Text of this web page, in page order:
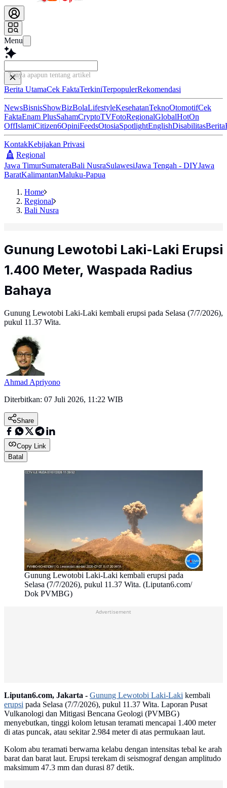
Menu
Tanya apapun tentang artikel ini...
Berita UtamaCek FaktaTerkiniTerpopulerRekomendasi
NewsBisnisShowBizBolaLifestyleKesehatanTeknoOtomotifCek
FaktaEnam PlusSahamCryptoTVFotoRegionalGlobalHotOn
OffIslamiCitizen6OpiniFeedsOtosiaSpotlightEnglishDisabilitasBerita
KontakKebijakan Privasi
Regional
Jawa TimurSumateraBali NusraSulawesiJawa Tengah - DIYJawa
BaratKalimantanMaluku-Papua
Home
Regional
Bali Nusra
Gunung Lewotobi Laki-Laki Erupsi
1.400 Meter, Waspada Radius
Bahaya
Gunung Lewotobi Laki-Laki kembali erupsi pada Selasa (7/7/2026),
pukul 11.37 Wita.
Ahmad Apriyono
Diterbitkan: 07 Juli 2026, 11:22 WIB
Share
Copy Link
Batal
Gunung Lewotobi Laki-Laki kembali erupsi pada
Selasa (7/7/2026), pukul 11.37 Wita. (Liputan6.com/
Dok PVMBG)
Advertisement
Liputan6.com, Jakarta - Gunung Lewotobi Laki-Laki kembali
erupsi pada Selasa (7/7/2026), pukul 11.37 Wita. Laporan Pusat
Vulkanologi dan Mitigasi Bencana Geologi (PVMBG)
menyebutkan, tinggi kolom letusan teramati mencapai 1.400 meter
di atas puncak, atau sekitar 2.984 meter di atas permukaan laut.
Kolom abu teramati berwarna kelabu dengan intensitas tebal ke arah
barat dan barat laut. Erupsi terekam di seismograf dengan amplitudo
maksimum 47.3 mm dan durasi 87 detik.